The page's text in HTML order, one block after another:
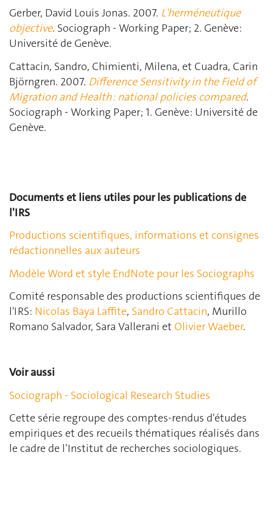
Gerber, David Louis Jonas. 2007. L'herméneutique
objective. Sociograph - Working Paper; 2. Genève:
Université de Genève.
Cattacin, Sandro, Chimienti, Milena, et Cuadra, Carin
Björngren. 2007. Difference Sensitivity in the Field of
Migration and Health : national policies compared.
Sociograph - Working Paper; 1. Genève: Université de
Genève.
Documents et liens utiles pour les publications de
l'IRS
Productions scientifiques, informations et consignes
rédactionnelles aux auteurs
Modèle Word et style EndNote pour les Sociographs
Comité responsable des productions scientifiques de
l'IRS: Nicolas Baya Laffite, Sandro Cattacin, Murillo
Romano Salvador, Sara Vallerani et Olivier Waeber.
Voir aussi
Sociograph - Sociological Research Studies
Cette série regroupe des comptes-rendus d'études
empiriques et des recueils thématiques réalisés dans
le cadre de l’Institut de recherches sociologiques.